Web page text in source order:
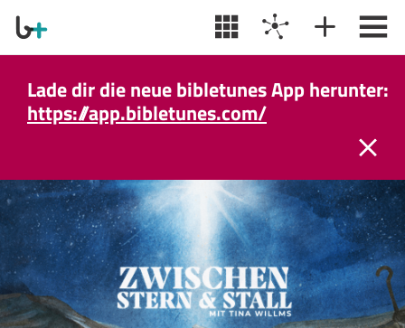
Lade dir die neue bibletunes App herunter:
https://app.bibletunes.com/